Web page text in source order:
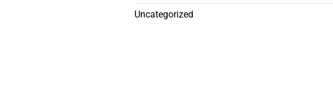
Uncategorized